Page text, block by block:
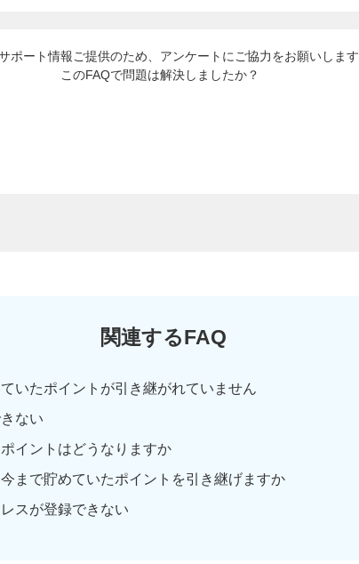
ポート情報ご提供のため、アンケートにご協力をお願いします
このFAQで問題は解決しましたか？
関連するFAQ
いたポイントが引き継がれていません
ない
イントはどうなりますか
まで貯めていたポイントを引き継げますか
スが登録できない